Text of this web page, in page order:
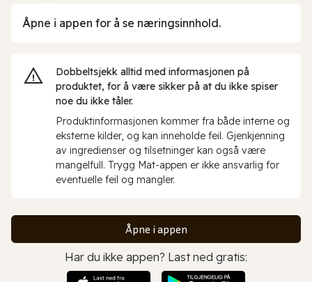
Åpne i appen for å se næringsinnhold.
Dobbeltsjekk alltid med informasjonen på
produktet, for å være sikker på at du ikke spiser
noe du ikke tåler.
Produktinformasjonen kommer fra både interne og
eksterne kilder, og kan inneholde feil. Gjenkjenning
av ingredienser og tilsetninger kan også være
mangelfull. Trygg Mat-appen er ikke ansvarlig for
eventuelle feil og mangler.
Åpne i appen
Har du ikke appen? Last ned gratis: